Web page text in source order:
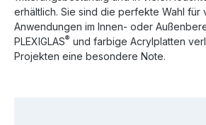
erhältlich. Sie sind die perfekte Wahl für
Anwendungen im Innen- oder
PLEXIGLAS® und farbige Acrylplatten
Projekten eine besondere Note.